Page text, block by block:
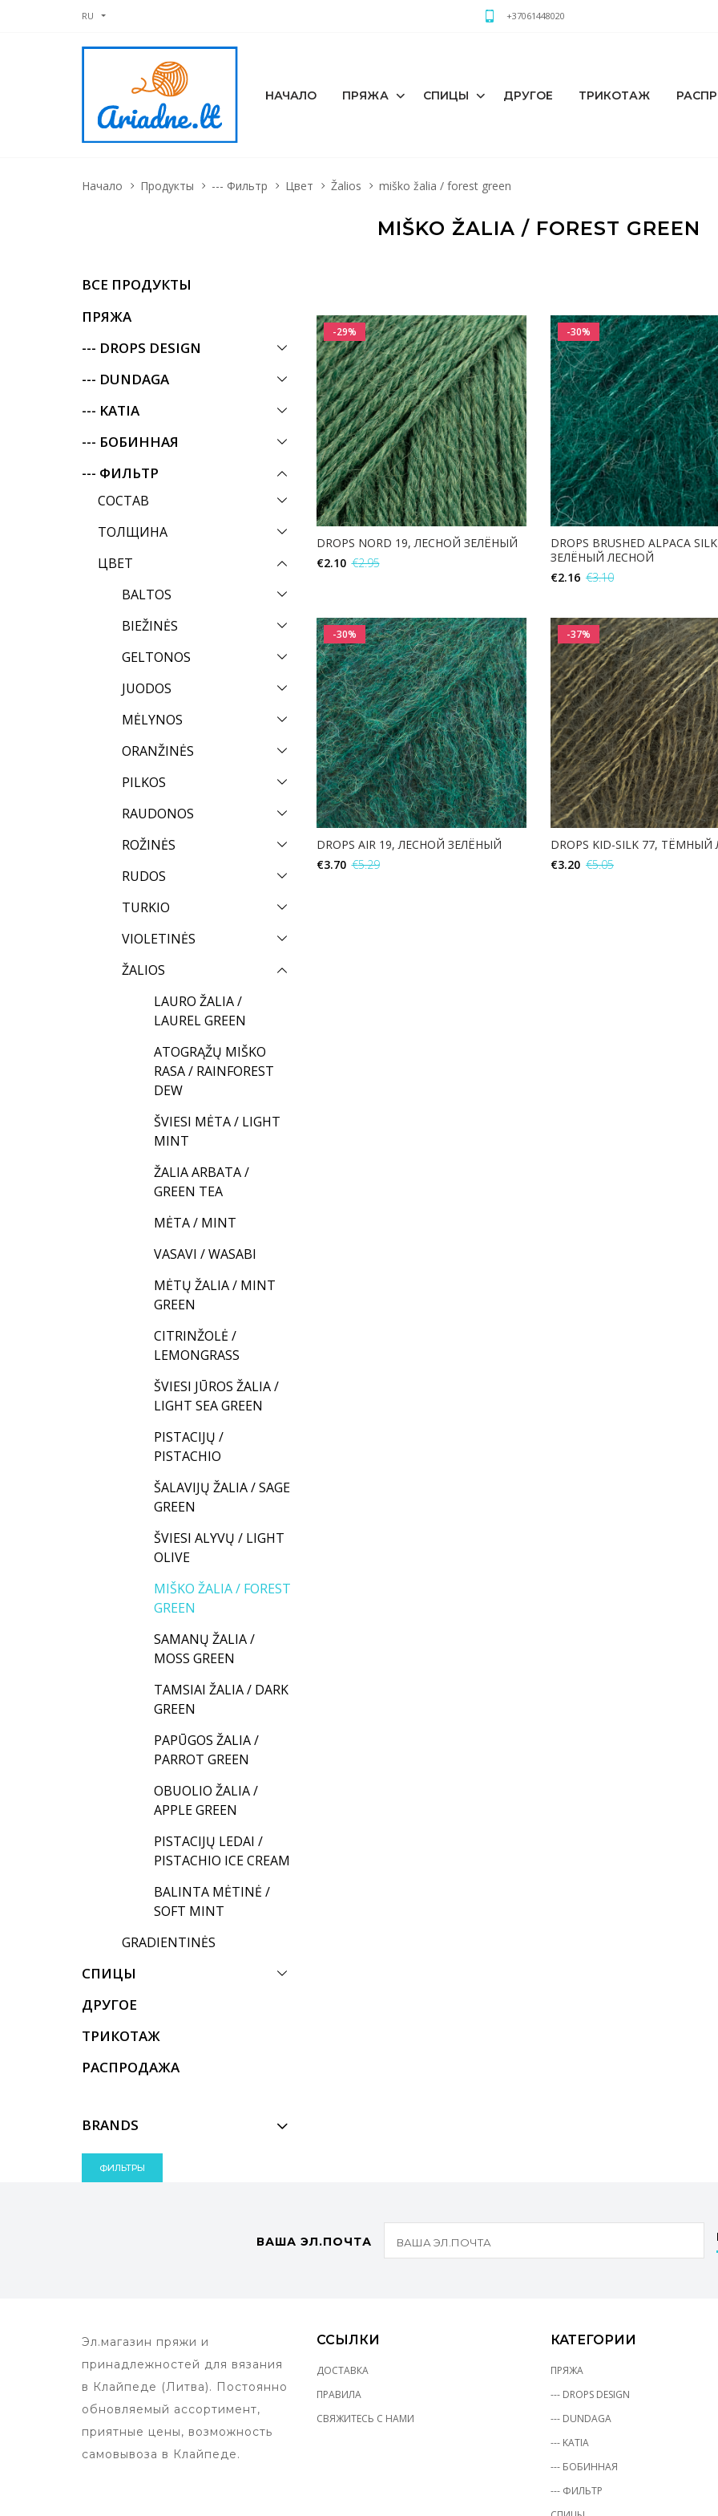
RU +37061448020
НАЧАЛО ПРЯЖА СПИЦЫ ДРУГОЕ ТРИКОТАЖ
Начало Продукты --- Фильтр Цвет Žalios miško žalia / forest green
MIŠKO ŽALIA / FOREST GREEN
ВСЕ ПРОДУКТЫ
ПРЯЖА
--- DROPS DESIGN
--- DUNDAGA
--- KATIA
--- БОБИННАЯ
--- ФИЛЬТР
СОСТАВ
ТОЛЩИНА
ЦВЕТ
BALTOS
BIEŽINĖS
GELTONOS
JUODOS
MĖLYNOS
ORANŽINĖS
PILKOS
RAUDONOS
ROŽINĖS
RUDOS
TURKIO
VIOLETINĖS
ŽALIOS
LAURO ŽALIA /
LAUREL GREEN
ATOGRĄŽŲ MIŠKO
RASA / RAINFOREST
DEW
ŠVIESI MĖTA / LIGHT
MINT
ŽALIA ARBATA /
GREEN TEA
MĖTA / MINT
VASAVI / WASABI
MĖTŲ ŽALIA / MINT
GREEN
CITRINŽOLĖ /
LEMONGRASS
ŠVIESI JŪROS ŽALIA /
LIGHT SEA GREEN
PISTACIJŲ /
PISTACHIO
ŠALAVIJŲ ŽALIA / SAGE
GREEN
ŠVIESI ALYVŲ / LIGHT
OLIVE
MIŠKO ŽALIA / FOREST
GREEN
SAMANŲ ŽALIA /
MOSS GREEN
TAMSIAI ŽALIA / DARK
GREEN
PAPŪGOS ŽALIA /
PARROT GREEN
OBUOLIO ŽALIA /
APPLE GREEN
PISTACIJŲ LEDAI /
PISTACHIO ICE CREAM
BALINTA MĖTINĖ /
SOFT MINT
GRADIENTINĖS
СПИЦЫ
ДРУГОЕ
ТРИКОТАЖ
РАСПРОДАЖА
BRANDS
ФИЛЬТРЫ
-29%
DROPS NORD 19, ЛЕСНОЙ ЗЕЛЁНЫЙ
€2.10 €2.95
-30%
DROPS BRUSHED ALPACA
ЗЕЛЁНЫЙ ЛЕСНОЙ
€2.16 €3.10
-30%
DROPS AIR 19, ЛЕСНОЙ ЗЕЛЁНЫЙ
€3.70 €5.29
-37%
DROPS KID-SILK 77, ТЁМНЫЙ
€3.20 €5.05
ВАША ЭЛ.ПОЧТА
Эл.магазин пряжи и
принадлежностей для вязания
в Клайпеде (Литва). Постоянно
обновляемый ассортимент,
приятные цены, возможность
самовывоза в Клайпеде.
ССЫЛКИ
ДОСТАВКА
ПРАВИЛА
СВЯЖИТЕСЬ С НАМИ
КАТЕГОРИИ
ПРЯЖА
--- DROPS DESIGN
--- DUNDAGA
--- KATIA
--- БОБИННАЯ
--- ФИЛЬТР